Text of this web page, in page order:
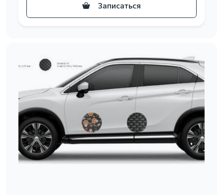
Записаться